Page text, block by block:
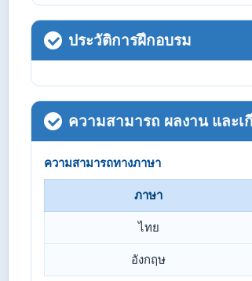
ประวัติการฝึกอบรม
ความสามารถ ผลงาน และเ
ความสามารถทางภาษา
ภาษา
ไทย
อังกฤษ